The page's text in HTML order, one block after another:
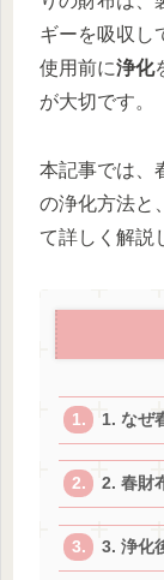
ギーを吸収し
使用前に浄化
が大切です。
本記事では、
の浄化方法と
て詳しく解説
1. なぜ
2. 春財
3. 浄化